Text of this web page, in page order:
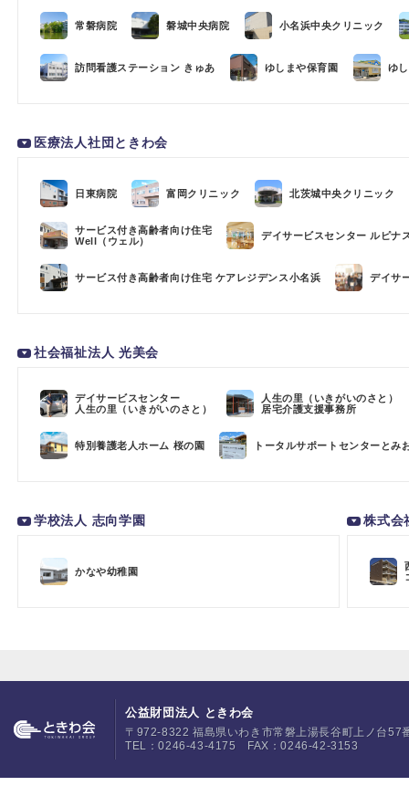
常磐病院 磐城中央病院 小名浜中央クリニック
訪問看護ステーション きゅあ ゆしまや保育園 ゆ
医療法人社団ときわ会
日東病院 富岡クリニック 北茨城中央クリニック
サービス付き高齢者向け住宅
Well（ウェル）
デイサービスセンター ルピナ
サービス付き高齢者向け住宅 ケアレジデンス小名浜 デイサ
社会福祉法人 光美会
デイサービスセンター
人生の里（いきがいのさと）
人生の里（いきがいのさと）
居宅介護支援事務所
特別養護老人ホーム 桜の園 トータルサポートセンターとみ
学校法人 志向学園
かなや幼稚園
株式会
公益財団法人 ときわ会
〒972-8322 福島県いわき市常磐上湯長谷町上ノ台57
TEL：0246-43-4175 FAX：0246-42-3153